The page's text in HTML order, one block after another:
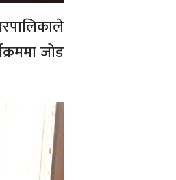
जोड